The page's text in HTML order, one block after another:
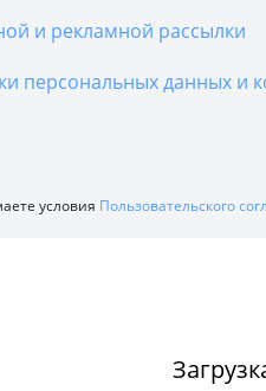
и рекламной рассылки
персональных данных и
условия Пользовательского